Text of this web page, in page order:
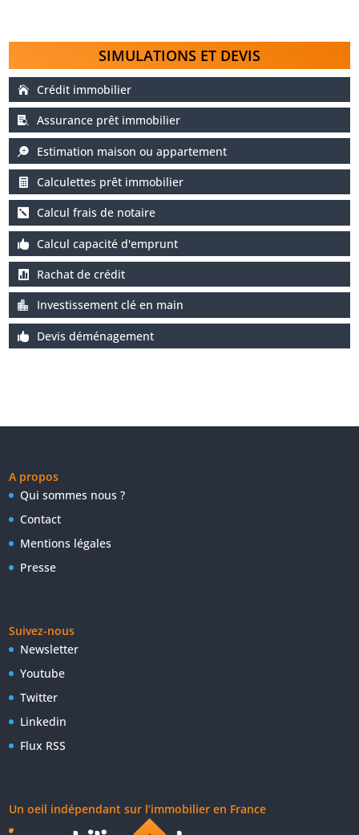
SIMULATIONS ET DEVIS
Crédit immobilier
Assurance prêt immobilier
Estimation maison ou appartement
Calculettes prêt immobilier
Calcul frais de notaire
Calcul capacité d'emprunt
Rachat de crédit
Investissement clé en main
Devis déménagement
A propos
Qui sommes nous ?
Contact
Mentions légales
Presse
Suivez-nous
Newsletter
Youtube
Twitter
Linkedin
Flux RSS
Un oeil indépendant sur l’immobilier en France